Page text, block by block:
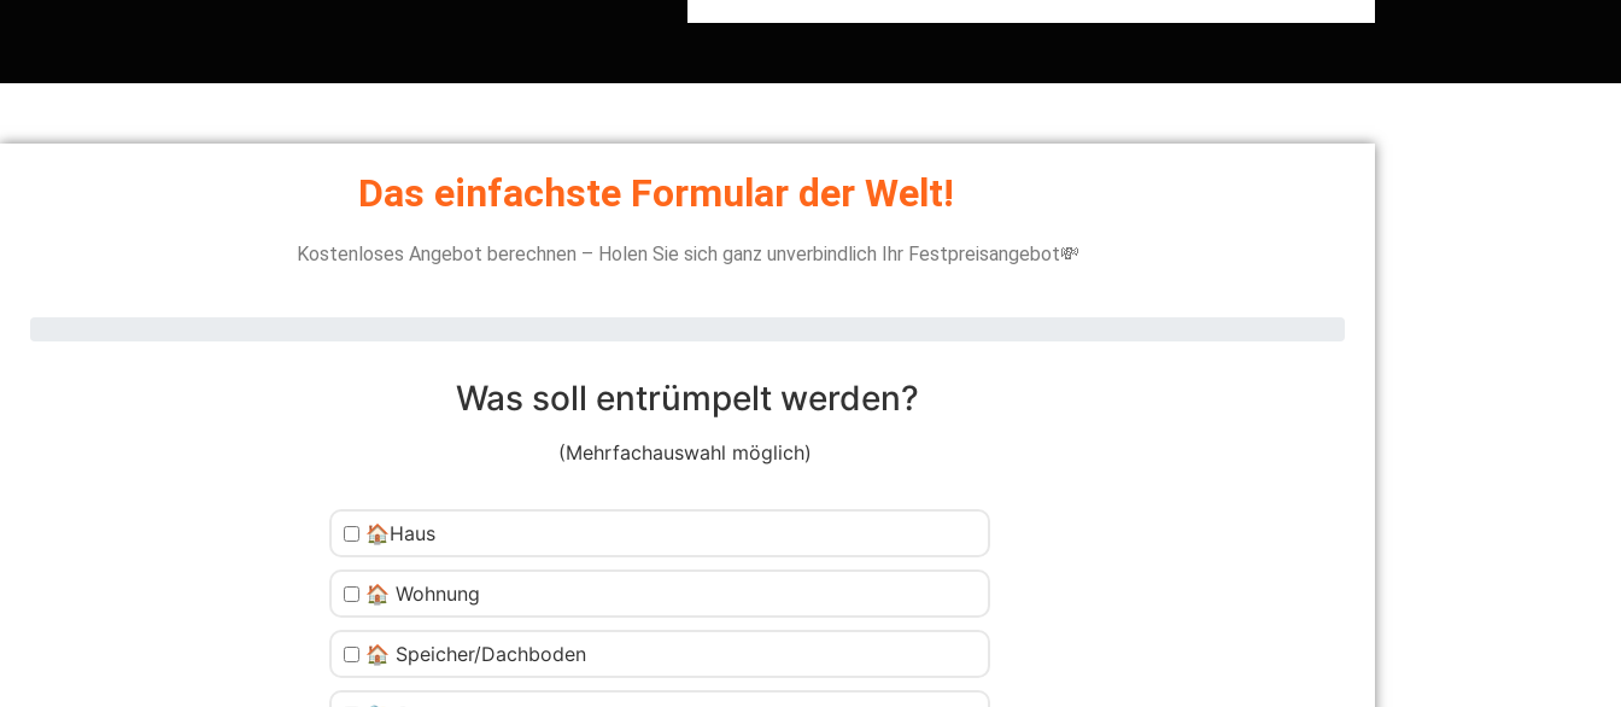
Das einfachste Formular der Welt!
Kostenloses Angebot berechnen – Holen Sie sich ganz unverbindlich Ihr Festpreisangebot💸
Was soll entrümpelt werden?
(Mehrfachauswahl möglich)
🏠Haus
🏠 Wohnung
🏠 Speicher/Dachboden